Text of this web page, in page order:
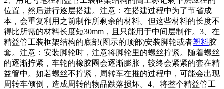
位置，然后进行逐层搭建。注意：在搭建过程中为了节省成
本，会重复利用之前制作所剩余的材料。但这些材料的长度不
得比所需的材料长度短30mm，且只能用于中间层制作。3、在
精益管工装框架结构的底部(图示的顶部)安装脚轮或者塑料胶
套。注意：安装脚轮时，注意将脚轮里的螺丝拧紧。随着螺丝
的逐渐拧紧，车轮的橡胶圈会逐渐膨胀，较终会紧紧的套在精
益管中。如若螺丝不拧紧，周转车在推的过程中，可能会出现
周转车倾倒，造成周转的物品跌落损坏。4、将整个精益管工